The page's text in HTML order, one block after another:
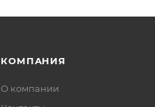
КОМПАНИЯ
О компании